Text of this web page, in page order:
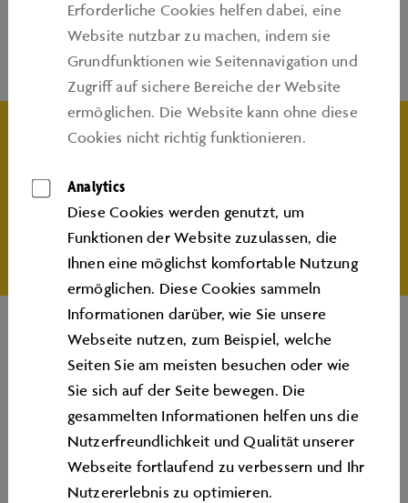
INFO UND
BUCHUNG
können Sie imAutostadt Ticketshop
eine Buchungsanfrage stellen.
Seitenanfang
Erforderliche Cookies helfen dabei, eine
Website nutzbar zu machen, indem sie
Grundfunktionen wie Seitennavigation und
Zugriﬀ auf sichere Bereiche der Website
ermöglichen. Die Website kann ohne diese
Cookies nicht richtig funktionieren.
Analytics
Diese Cookies werden genutzt, um
Funktionen der Website zuzulassen, die
Ihnen eine möglichst komfortable Nutzung
ermöglichen. Diese Cookies sammeln
Informationen darüber, wie Sie unsere
Webseite nutzen, zum Beispiel, welche
Seiten Sie am meisten besuchen oder wie
Sie sich auf der Seite bewegen. Die
gesammelten Informationen helfen uns die
Nutzerfreundlichkeit und Qualität unserer
Webseite fortlaufend zu verbessern und Ihr
Nutzererlebnis zu optimieren.